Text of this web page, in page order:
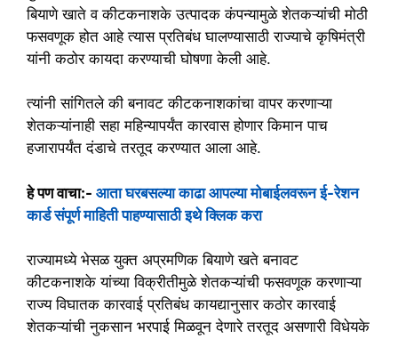
बियाणे खाते व कीटकनाशके उत्पादक कंपन्यामुळे शेतकऱ्यांची मोठी
फसवणूक होत आहे त्यास प्रतिबंध घालण्यासाठी राज्याचे कृषिमंत्री
यांनी कठोर कायदा करण्याची घोषणा केली आहे.
त्यांनी सांगितले की बनावट कीटकनाशकांचा वापर करणाऱ्या
शेतकऱ्यांनाही सहा महिन्यापर्यंत कारवास होणार किमान पाच
हजारापर्यंत दंडाचे तरतूद करण्यात आला आहे.
हे पण वाचा:- आता घरबसल्या काढा आपल्या मोबाईलवरून ई-रेशन
कार्ड संपूर्ण माहिती पाहण्यासाठी इथे क्लिक करा
राज्यामध्ये भेसळ युक्त अप्रमणिक बियाणे खते बनावट
कीटकनाशके यांच्या विक्रीतीमुळे शेतकऱ्यांची फसवणूक करणाऱ्या
राज्य विघातक कारवाई प्रतिबंध कायद्यानुसार कठोर कारवाई
शेतकऱ्यांची नुकसान भरपाई मिळवून देणारे तरतूद असणारी विधेयके